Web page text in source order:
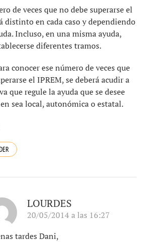
de veces que no debe superarse el
distinto en cada caso y dependiendo
Incluso, en una misma ayuda,
diferentes tramos.
conocer ese número de veces que
el IPREM, se deberá acudir a
que regule la ayuda que se desee
sea local, autonómica o estatal.
LOURDES
20/05/2014 a las 16:27
tardes Dani,